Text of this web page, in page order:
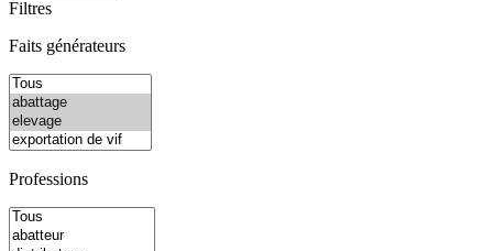
Filtres
Faits générateurs
Professions